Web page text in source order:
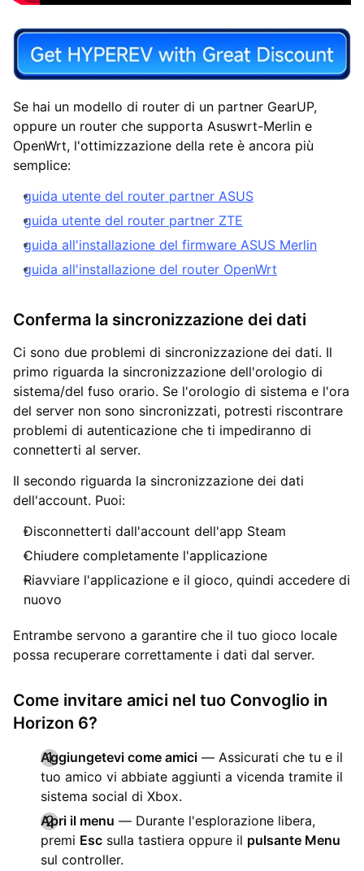
Se hai un modello di router di un partner GearUP,
oppure un router che supporta Asuswrt-Merlin e
OpenWrt, l'ottimizzazione della rete è ancora più
semplice:
guida utente del router partner ASUS
guida utente del router partner ZTE
guida all'installazione del firmware ASUS Merlin
guida all'installazione del router OpenWrt
Conferma la sincronizzazione dei dati
Ci sono due problemi di sincronizzazione dei dati. Il
primo riguarda la sincronizzazione dell'orologio di
sistema/del fuso orario. Se l'orologio di sistema e l'ora
del server non sono sincronizzati, potresti riscontrare
problemi di autenticazione che ti impediranno di
connetterti al server.
Il secondo riguarda la sincronizzazione dei dati
dell'account. Puoi:
Disconnetterti dall'account dell'app Steam
Chiudere completamente l'applicazione
Riavviare l'applicazione e il gioco, quindi accedere di
nuovo
Entrambe servono a garantire che il tuo gioco locale
possa recuperare correttamente i dati dal server.
Come invitare amici nel tuo Convoglio in
Horizon 6?
Aggiungetevi come amici — Assicurati che tu e il
tuo amico vi abbiate aggiunti a vicenda tramite il
sistema social di Xbox.
Apri il menu — Durante l'esplorazione libera,
premi Esc sulla tastiera oppure il pulsante Menu
sul controller.